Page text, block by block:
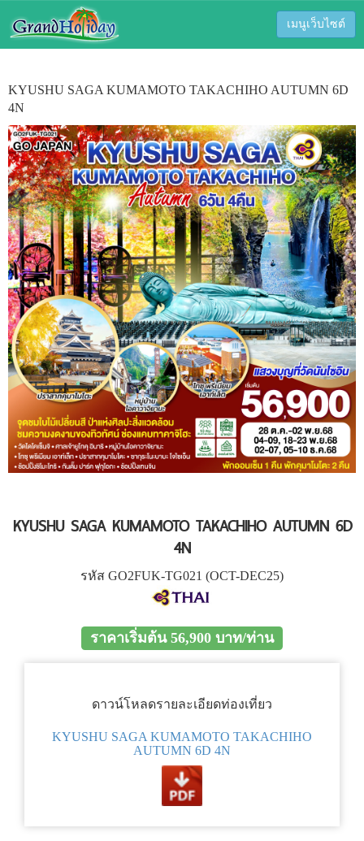
เมนูเว็บไซต์
KYUSHU SAGA KUMAMOTO TAKACHIHO AUTUMN 6D
4N
KYUSHU SAGA KUMAMOTO TAKACHIHO AUTUMN 6D
4N
รหัส GO2FUK-TG021 (OCT-DEC25)
ราคาเริ่มต้น 56,900 บาท/ท่าน
ดาวน์โหลดรายละเอียดท่องเที่ยว
KYUSHU SAGA KUMAMOTO TAKACHIHO
AUTUMN 6D 4N